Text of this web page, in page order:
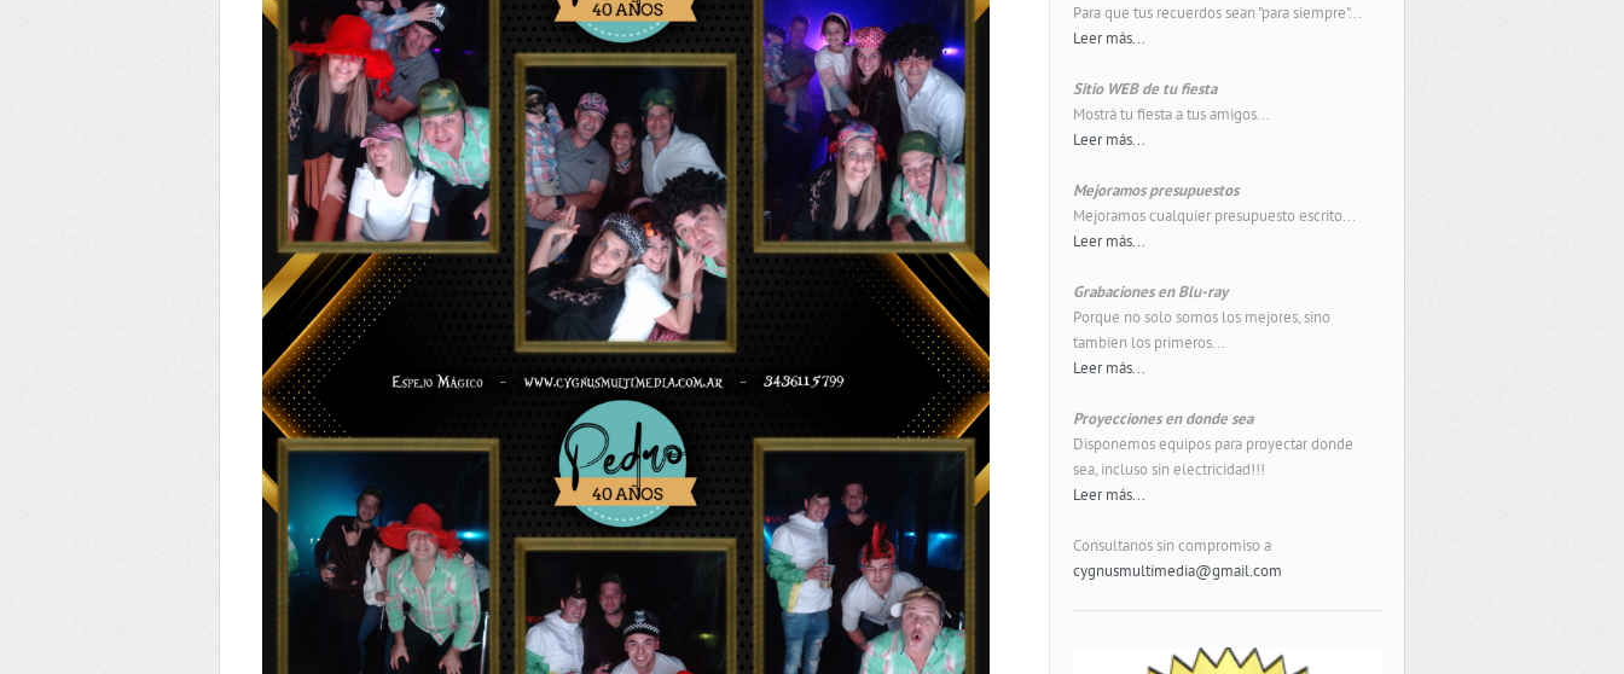
Para que tus recuerdos sean "para siempre"...
Leer más...
Sitio WEB de tu fiesta
Mostrá tu fiesta a tus amigos...
Leer más...
Mejoramos presupuestos
Mejoramos cualquier presupuesto escrito...
Leer más...
Grabaciones en Blu-ray
Porque no solo somos los mejores, sino
tambien los primeros...
Leer más...
Proyecciones en donde sea
Disponemos equipos para proyectar donde
sea, incluso sin electricidad!!!
Leer más...
Consultanos sin compromiso a
cygnusmultimedia@gmail.com